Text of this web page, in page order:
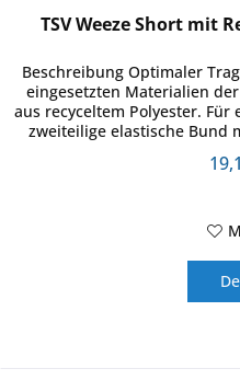
TSV Weeze Short mit
Beschreibung Optimaler
eingesetzten Materialien
aus recyceltem Polyester.
zweiteilige elastische Bund